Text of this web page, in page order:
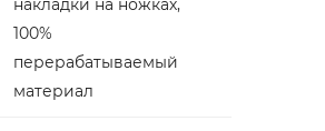
накладки на ножках,
100%
перерабатываемый
материал